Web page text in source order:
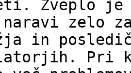
Žveplo je
zelo
in
Pri